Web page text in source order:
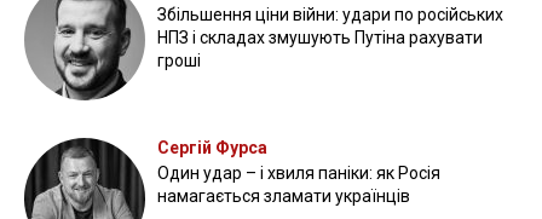
Збільшення ціни війни: удари по російських
НПЗ і складах змушують Путіна рахувати
гроші
Сергій Фурса
Один удар – і хвиля паніки: як Росія
намагається зламати українців